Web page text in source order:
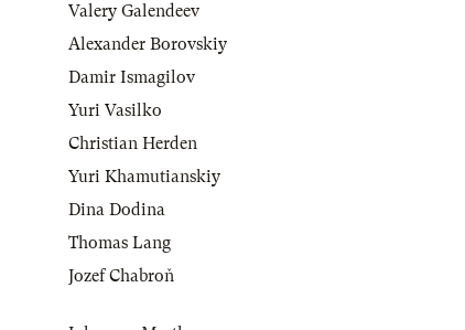
Valery Galendeev
Alexander Borovskiy
Damir Ismagilov
Yuri Vasilko
Christian Herden
Yuri Khamutianskiy
Dina Dodina
Thomas Lang
Jozef Chabroň